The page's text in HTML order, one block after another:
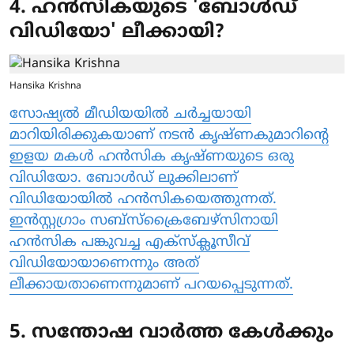
4. ഹന്‍സികയുടെ 'ബോള്‍ഡ്
വിഡിയോ' ലീക്കായി?
Hansika Krishna
സോഷ്യല്‍ മീഡിയയില്‍ ചര്‍ച്ചയായി
മാറിയിരിക്കുകയാണ് നടൻ കൃഷ്ണകുമാറിന്റെ
ഇളയ മകള്‍ ഹന്‍സിക കൃഷ്ണയുടെ ഒരു
വിഡിയോ. ബോള്‍ഡ് ലുക്കിലാണ്
വിഡിയോയില്‍ ഹന്‍സികയെത്തുന്നത്.
ഇന്‍സ്റ്റഗ്രാം സബ്‌സ്‌ക്രൈബേഴ്‌സിനായി
ഹന്‍സിക പങ്കുവച്ച എക്‌സ്‌ക്ലൂസീവ്
വിഡിയോയാണെന്നും അത്
ലീക്കായതാണെന്നുമാണ് പറയപ്പെടുന്നത്.
5. സന്തോഷ വാർത്ത കേൾക്കും